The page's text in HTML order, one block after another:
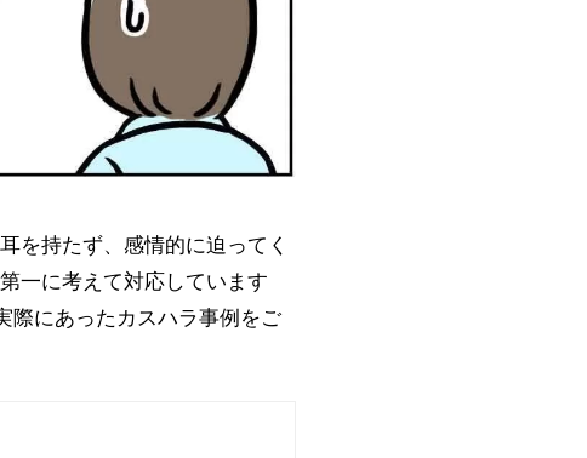
を持たず、感情的に迫ってく
一に考えて対応しています
にあったカスハラ事例をご